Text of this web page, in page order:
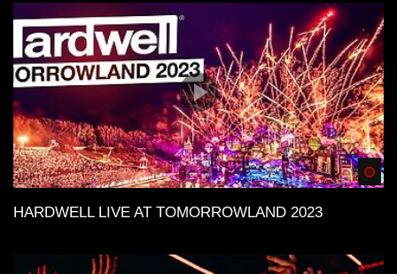
HARDWELL LIVE AT TOMORROWLAND 2023